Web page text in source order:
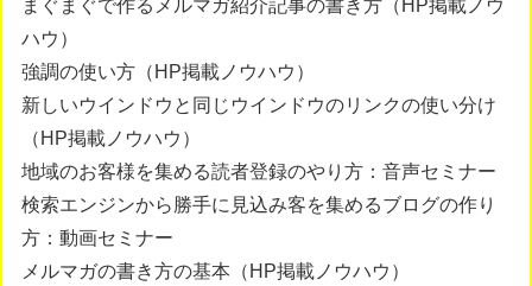
まぐまぐで作るメルマガ紹介記事の書き方（HP掲載ノウ
ハウ）
強調の使い方（HP掲載ノウハウ）
新しいウインドウと同じウインドウのリンクの使い分け
（HP掲載ノウハウ）
地域のお客様を集める読者登録のやり方：音声セミナー
検索エンジンから勝手に見込み客を集めるブログの作り
方：動画セミナー
メルマガの書き方の基本（HP掲載ノウハウ）